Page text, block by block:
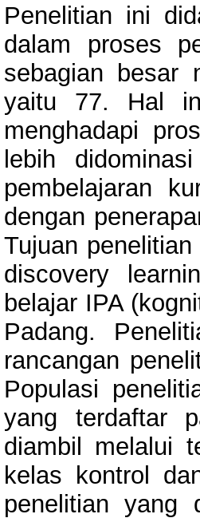
Penelitian ini
dalam proses
sebagian besar
yaitu 77. Hal
menghadapi
lebih
pembelajaran
dengan
Tujuan
discovery
belajar IPA
Padang.
rancangan
Populasi
yang terdaftar
diambil melalui
kelas kontrol
penelitian yang